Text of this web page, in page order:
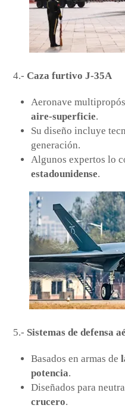
4.-Caza furtivo J-35A
Aeronave
aire-superficie.
Su diseño incluye
generación.
Algunos expertos lo
estadounidense.
5.- Sistemas de defensa
Basados en armas de
potencia.
Diseñados para
crucero.